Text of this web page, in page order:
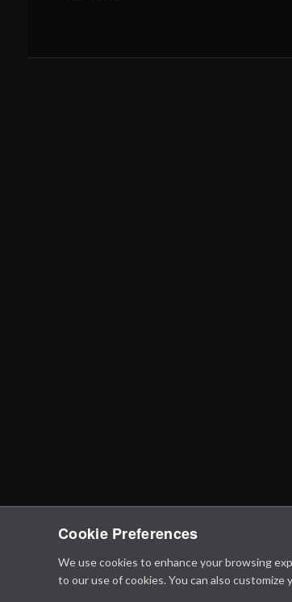
Cookie Preferences
We use cookies to enhance your browsing
to our use of cookies. You can also